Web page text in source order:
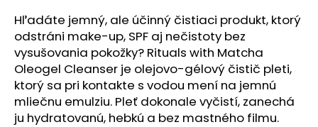
Hľadáte jemný, ale účinný čistiaci produkt, ktorý
odstráni make-up, SPF aj nečistoty bez
vysušovania pokožky? Rituals with Matcha
Oleogel Cleanser je olejovo-gélový čistič pleti,
ktorý sa pri kontakte s vodou mení na jemnú
mliečnu emulziu. Pleť dokonale vyčistí, zanechá
ju hydratovanú, hebkú a bez mastného filmu.
r
ú
č
a
m
e